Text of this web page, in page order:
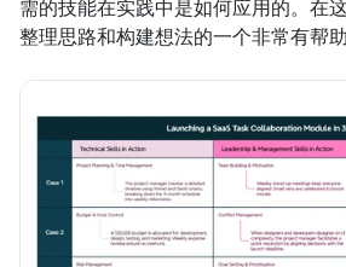
需的技能在实践中是如何应用的。在
整理思路和构建想法的一个非常有帮助